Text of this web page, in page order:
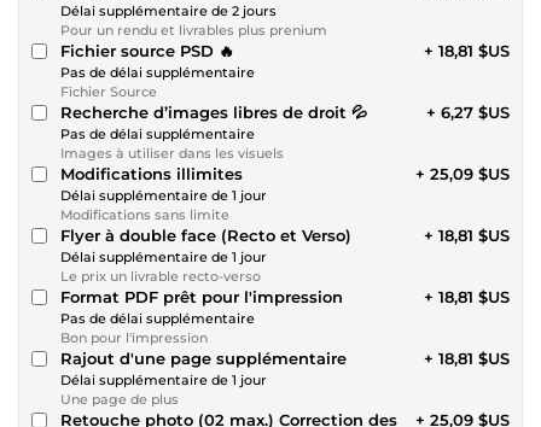
Délai supplémentaire de 2 jours
Pour un rendu et livrables plus prenium
Fichier source PSD 🔥
Pas de délai supplémentaire
Fichier Source
+ 18,81 $US
Recherche d’images libres de droit 💦
Pas de délai supplémentaire
Images à utiliser dans les visuels
+ 6,27 $US
Modifications illimites
Délai supplémentaire de 1 jour
Modifications sans limite
+ 25,09 $US
Flyer à double face (Recto et Verso)
Délai supplémentaire de 1 jour
Le prix un livrable recto-verso
+ 18,81 $US
Format PDF prêt pour l'impression
Pas de délai supplémentaire
Bon pour l'impression
+ 18,81 $US
Rajout d'une page supplémentaire
Délai supplémentaire de 1 jour
Une page de plus
+ 18,81 $US
Retouche photo (02 max.) Correction des
+ 25,09 $US